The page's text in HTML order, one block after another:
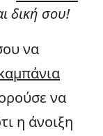
δική σου!
να
να
η άνοιξη